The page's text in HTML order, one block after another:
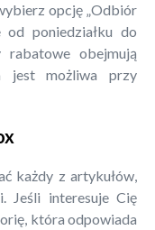
opcję „Odbiór
od poniedziałku do
obejmują
jest możliwa przy
każdy z artykułów,
Jeśli interesuje Cię
która odpowiada